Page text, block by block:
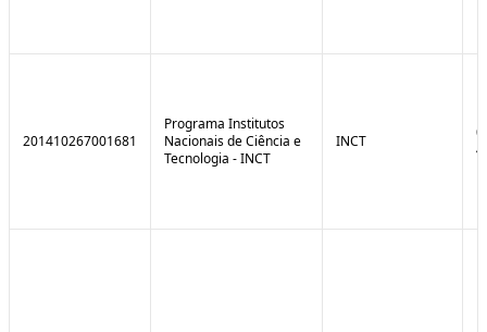
201410267001681
Programa Institutos
Nacionais de Ciência e
Tecnologia - INCT
INCT